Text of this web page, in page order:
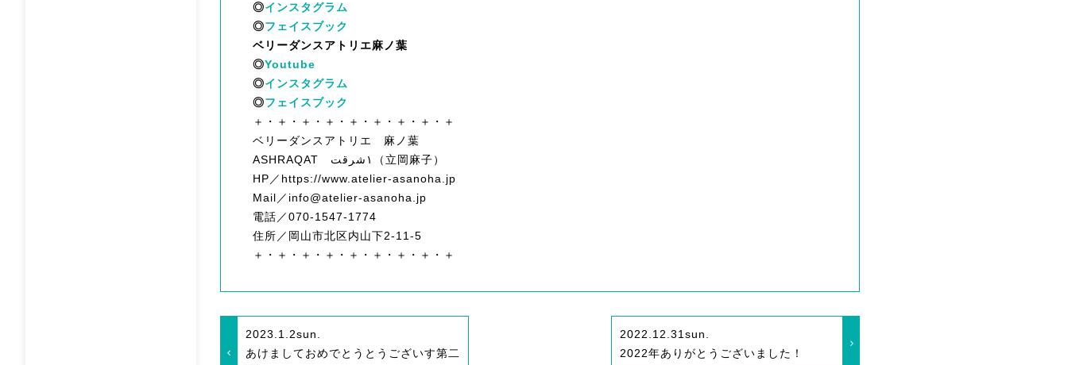
◎インスタグラム
◎フェイスブック
ベリーダンスアトリエ麻ノ葉
◎Youtube
◎インスタグラム
◎フェイスブック
＋・＋・＋・＋・＋・＋・＋・＋・＋
ベリーダンスアトリエ 麻ノ葉
ASHRAQAT ١شرقت（立岡麻子）
HP／https://www.atelier-asanoha.jp
Mail／info@atelier-asanoha.jp
電話／070-1547-1774
住所／岡山市北区内山下2-11-5
＋・＋・＋・＋・＋・＋・＋・＋・＋
2023.1.2sun.
あけましておめでとうとうございす第二
2022.12.31 sun.
2022年ありがとうございました！